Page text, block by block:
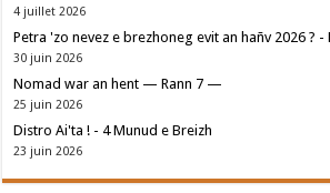
4 juillet 2026
Petra 'zo nevez e brezhoneg evit an hañv 2026 ?
30 juin 2026
Nomad war an hent — Rann 7 —
25 juin 2026
Distro Ai'ta ! - 4 Munud e Breizh
23 juin 2026